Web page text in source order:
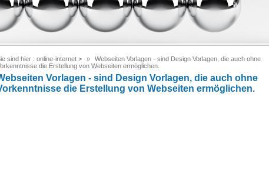
sind hier : online-internet >
Webseiten Vorlagen - sind Design Vorlagen, die auch ohne
die Erstellung von Webseiten ermöglichen.
Vorlagen - sind Design Vorlagen, die auch ohne
die Erstellung von Webseiten ermöglichen.